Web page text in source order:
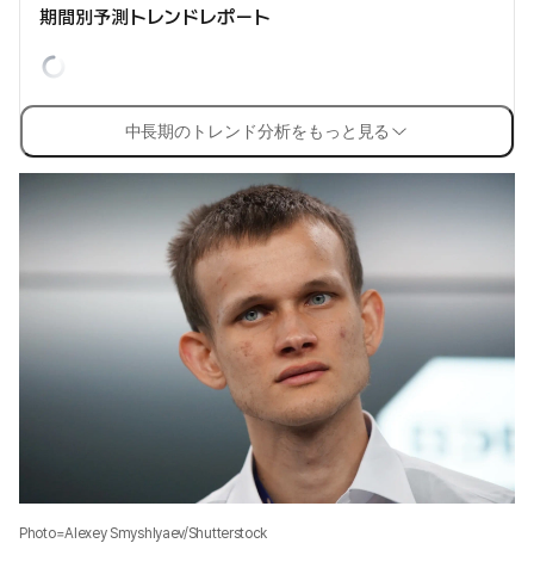
期間別予測トレンドレポート
中長期のトレンド分析をもっと見る
Photo=Alexey Smyshlyaev/Shutterstock